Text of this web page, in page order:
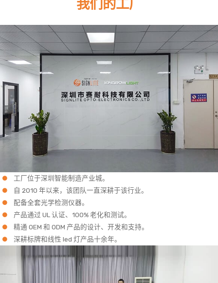
我们的工厂
工厂位于深圳智能制造产业城。
自 2010 年以来，该团队一直深耕于该行业。
配备全套光学检测仪器。
产品通过 UL 认证、100% 老化和测试。
精通 OEM 和 ODM 产品的设计、开发和支持。
深耕标牌和线性 led 灯产品十余年。